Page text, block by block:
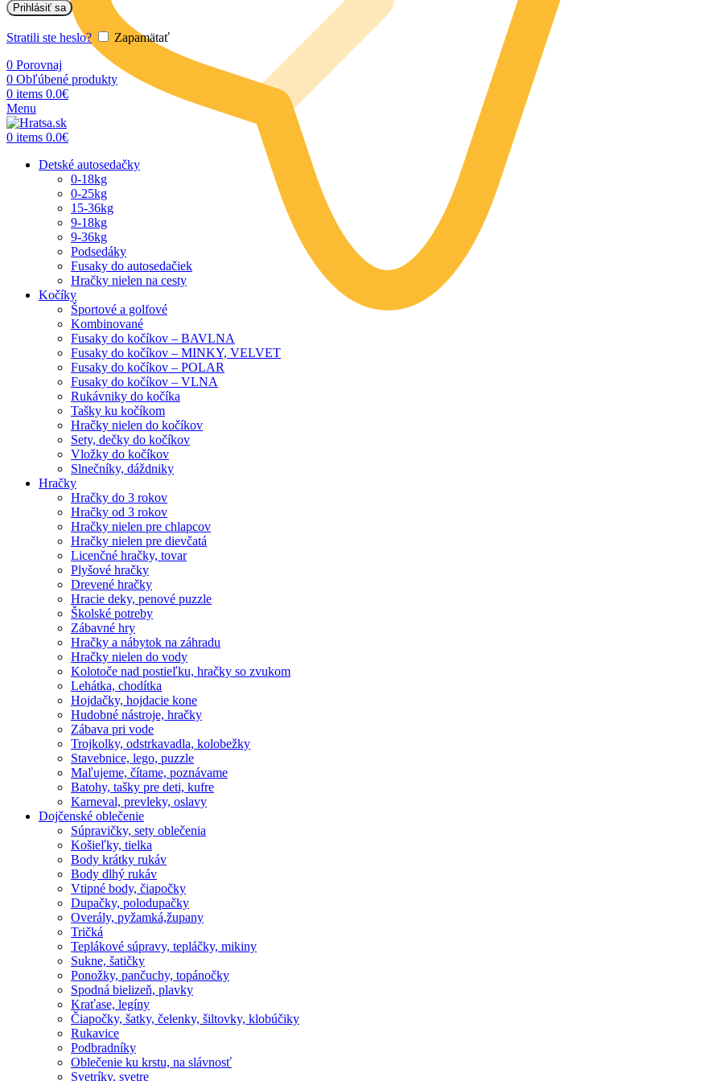
Prihlásiť sa
Stratili ste heslo?
Zapamätať
0 Porovnaj
0 Obľúbené produkty
0 items 0.0€
Menu
0 items 0.0€
Detské autosedačky
0-18kg
0-25kg
15-36kg
9-18kg
9-36kg
Podsedáky
Fusaky do autosedačiek
Hračky nielen na cesty
Kočíky
Športové a golfové
Kombinované
Fusaky do kočíkov – BAVLNA
Fusaky do kočíkov – MINKY, VELVET
Fusaky do kočíkov – POLAR
Fusaky do kočíkov – VLNA
Rukávniky do kočíka
Tašky ku kočíkom
Hračky nielen do kočíkov
Sety, dečky do kočíkov
Vložky do kočíkov
Slnečníky, dáždniky
Hračky
Hračky do 3 rokov
Hračky od 3 rokov
Hračky nielen pre chlapcov
Hračky nielen pre dievčatá
Licenčné hračky, tovar
Plyšové hračky
Drevené hračky
Hracie deky, penové puzzle
Školské potreby
Zábavné hry
Hračky a nábytok na záhradu
Hračky nielen do vody
Kolotoče nad postieľku, hračky so zvukom
Lehátka, chodítka
Hojdačky, hojdacie kone
Hudobné nástroje, hračky
Zábava pri vode
Trojkolky, odstrkavadla, kolobežky
Stavebnice, lego, puzzle
Maľujeme, čítame, poznávame
Batohy, tašky pre deti, kufre
Karneval, prevleky, oslavy
Dojčenské oblečenie
Súpravičky, sety oblečenia
Košieľky, tielka
Body krátky rukáv
Body dlhý rukáv
Vtipné body, čiapočky
Dupačky, polodupačky
Overály, pyžamká,župany
Tričká
Teplákové súpravy, tepláčky, mikiny
Sukne, šatičky
Ponožky, pančuchy, topánočky
Spodná bielizeň, plavky
Kraťase, legíny
Čiapočky, šatky, čelenky, šiltovky, klobúčiky
Rukavice
Podbradníky
Oblečenie ku krstu, na slávnosť
Svetríky, svetre